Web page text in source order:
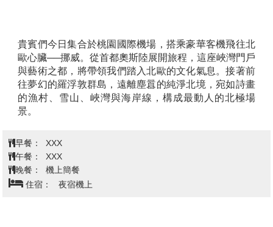
貴賓們今日集合於桃園國際機場，搭乘豪華客機飛往北
歐心臟──挪威。從首都奧斯陸展開旅程，這座峽灣門戶
與藝術之都，將帶領我們踏入北歐的文化氣息。接著前
往夢幻的羅浮敦群島，遠離塵囂的純淨北境，宛如詩畫
的漁村、雪山、峽灣與海岸線，構成最動人的北極場
景。
早餐：
XXX
午餐：
XXX
晚餐：
機上簡餐
住宿：
夜宿機上